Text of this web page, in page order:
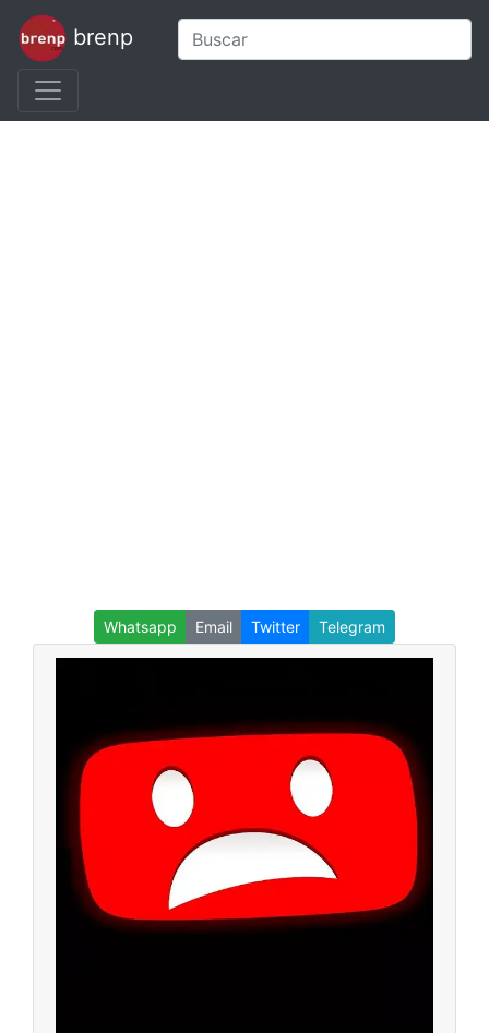
brenp
Whatsapp Email Twitter Telegram